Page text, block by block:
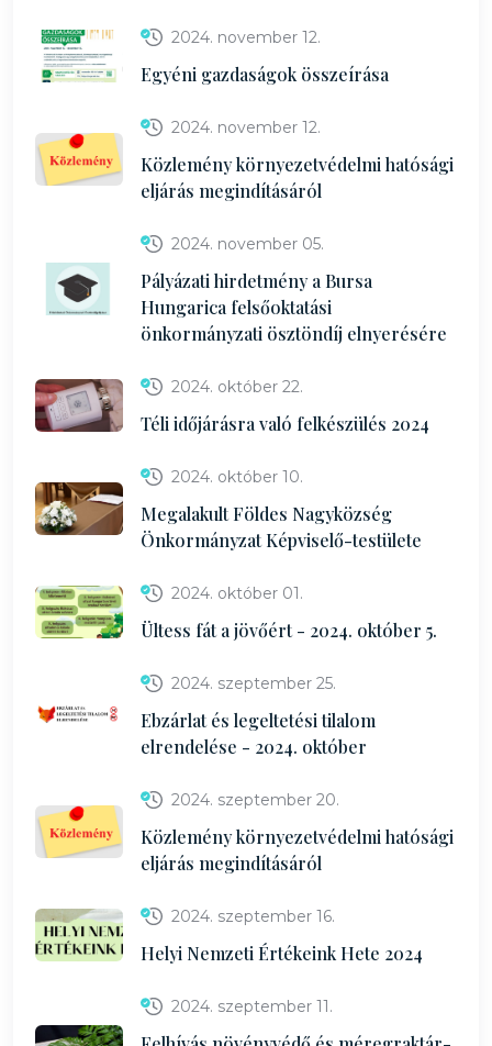
2024. november 12.
Egyéni gazdaságok összeírása
2024. november 12.
Közlemény környezetvédelmi hatósági
eljárás megindításáról
2024. november 05.
Pályázati hirdetmény a Bursa
Hungarica felsőoktatási
önkormányzati ösztöndíj elnyerésére
2024. október 22.
Téli időjárásra való felkészülés 2024
2024. október 10.
Megalakult Földes Nagyközség
Önkormányzat Képviselő-testülete
2024. október 01.
Ültess fát a jövőért - 2024. október 5.
2024. szeptember 25.
Ebzárlat és legeltetési tilalom
elrendelése - 2024. október
2024. szeptember 20.
Közlemény környezetvédelmi hatósági
eljárás megindításáról
2024. szeptember 16.
Helyi Nemzeti Értékeink Hete 2024
2024. szeptember 11.